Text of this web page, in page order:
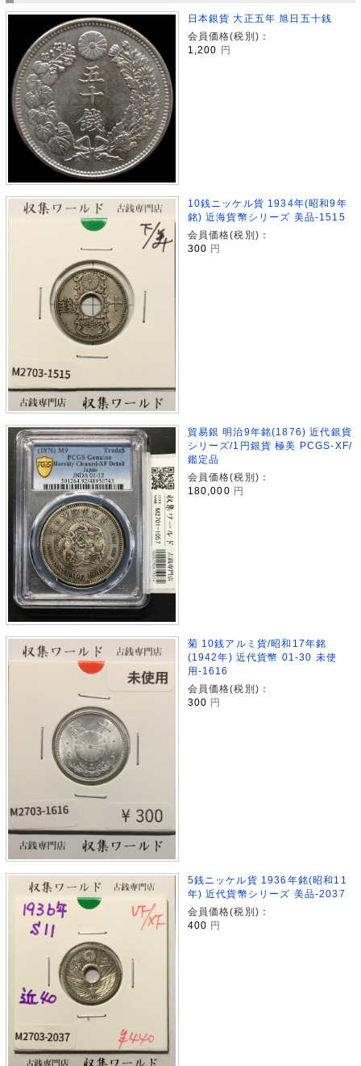
日本銀貨 大正五年 旭日五十銭
会員価格(税別)：
1,200
円
10銭ニッケル貨 1934年(昭和9年
銘) 近海貨幣シリーズ 美品-1515
会員価格(税別)：
300 円
貿易銀 明治9年銘(1876) 近代銀貨
シリーズ/1円銀貨 極美 PCGS-XF/
鑑定品
会員価格(税別)：
180,000 円
菊 10銭アルミ貨/昭和17年銘
(1942年) 近代貨幣 01-30 未使
用-1616
会員価格(税別)：
300 円
5銭ニッケル貨 1936年銘(昭和11
年) 近代貨幣シリーズ 美品-2037
会員価格(税別)：
400 円